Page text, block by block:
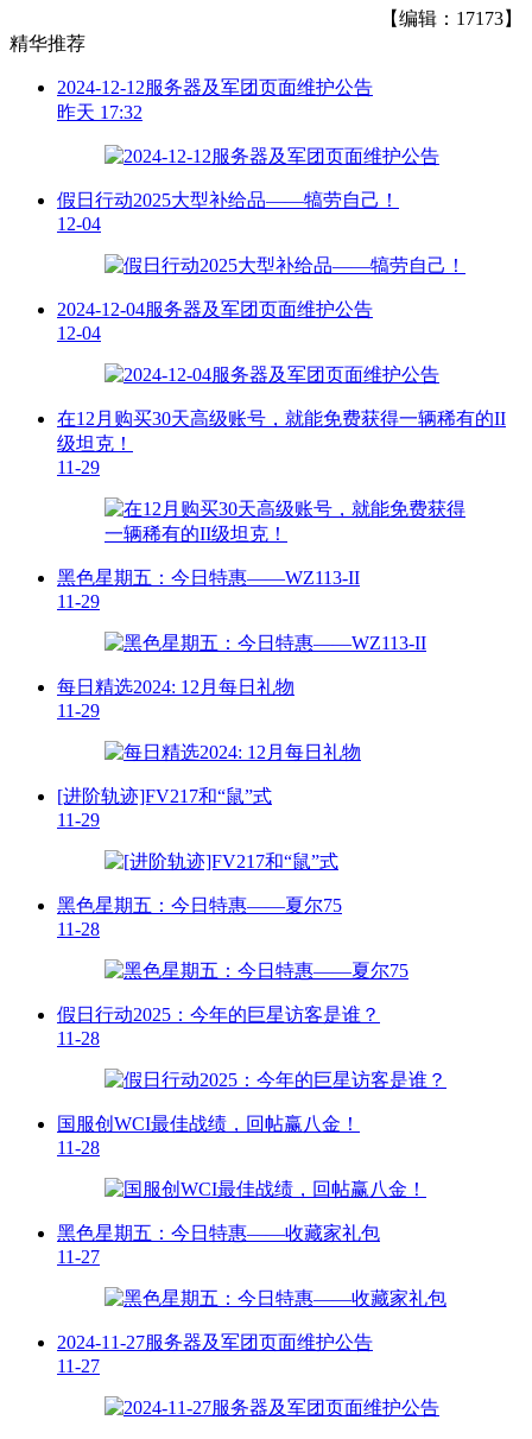
【编辑：17173】
精华推荐
2024-12-12服务器及军团页面维护公告
昨天 17:32
假日行动2025大型补给品——犒劳自己！
12-04
2024-12-04服务器及军团页面维护公告
12-04
在12月购买30天高级账号，就能免费获得一辆稀有的II
级坦克！
11-29
黑色星期五：今日特惠——WZ113-II
11-29
每日精选2024: 12月每日礼物
11-29
[进阶轨迹]FV217和“鼠”式
11-29
黑色星期五：今日特惠——夏尔75
11-28
假日行动2025：今年的巨星访客是谁？
11-28
国服创WCI最佳战绩，回帖赢八金！
11-28
黑色星期五：今日特惠——收藏家礼包
11-27
2024-11-27服务器及军团页面维护公告
11-27